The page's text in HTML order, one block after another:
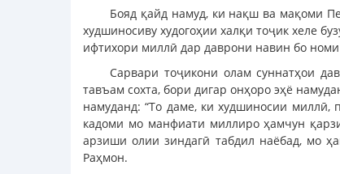
Бояд қайд намуд, ки нақш ва мақоми
худшиносиву худогоҳии халқи тоҷик хеле
ифтихори миллӣ дар даврони навин бо
Сарвари тоҷикони олам суннатҳои
тавъам сохта, бори дигар онҳоро эҳё
намуданд: “То даме, ки худшиносии
кадоми мо манфиати миллиро ҳамчун
арзиши олии зиндагӣ табдил наёбад, мо
Раҳмон.